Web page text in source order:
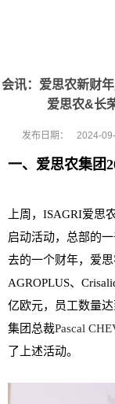
会讯：爱思农新财
爱思农&长
发布日期： 2024-
一、爱思农集团
上周，ISAGRI爱思
启动活动，总部的
去的一个财年，爱
AGROPLUS、
亿欧元，员工数量达
集团总裁Pascal
了上述活动。